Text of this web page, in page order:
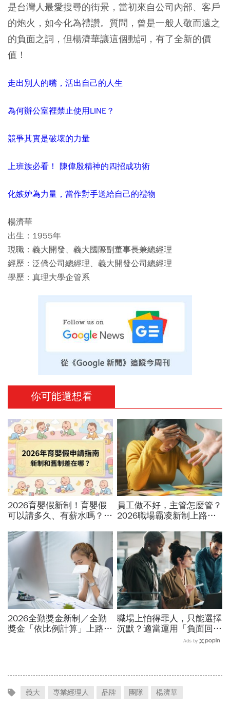
是台灣人最愛搜尋的街景，當初來自公司內部、客戶
的炮火，如今化為禮讚。質問，曾是一般人敬而遠之
的負面之詞，但楊濟華讓這個動詞，有了全新的價
值！
走出別人的嘴，活出自己的人生
為何辦公室裡禁止使用LINE？
競爭其實是破壞的力量
上班族必看！ 陳偉殷精神的四招成功術
化嫉妒為力量，當作對手送給自己的禮物
楊濟華
出生：1955年
現職：義大開發、義大國際副董事長兼總經理
經歷：泛僑公司總經理、義大開發公司總經理
學歷：真理大學企管系
你可能還想看
2026育嬰假新制！育嬰假
可以請多久、有薪水嗎？育
資料，和舊制差異一次看
員工做不好，主管怎麼管？
2026職場霸凌新制上路，
「霸凌」的3條安全邊界
2026全勤獎金新制／全勤
獎金「依比例計算」上路！
職場上怕得罪人，只能選擇
沉默？適當運用「負面回
饋」，比忍耐更有效！
Ads by
義大 專業經理人 品牌 團隊 楊濟華